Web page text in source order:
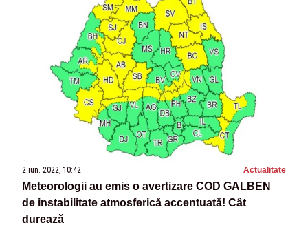
2 iun. 2022, 10:42 Actualitate
Meteorologii au emis o avertizare COD GALBEN
de instabilitate atmosferică accentuată! Cât
durează